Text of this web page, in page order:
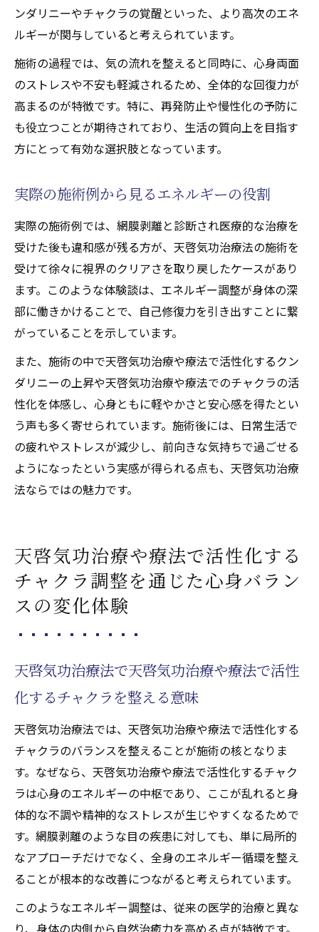
ンダリニーやチャクラの覚醒といった、より高次のエネ
ルギーが関与していると考えられています。
施術の過程では、気の流れを整えると同時に、心身両面
のストレスや不安も軽減されるため、全体的な回復力が
高まるのが特徴です。特に、再発防止や慢性化の予防に
も役立つことが期待されており、生活の質向上を目指す
方にとって有効な選択肢となっています。
実際の施術例から見るエネルギーの役割
実際の施術例では、網膜剥離と診断され医療的な治療を
受けた後も違和感が残る方が、天啓気功治療法の施術を
受けて徐々に視界のクリアさを取り戻したケースがあり
ます。このような体験談は、エネルギー調整が身体の深
部に働きかけることで、自己修復力を引き出すことに繋
がっていることを示しています。
また、施術の中で天啓気功治療や療法で活性化するクン
ダリニーの上昇や天啓気功治療や療法でのチャクラの活
性化を体感し、心身ともに軽やかさと安心感を得たとい
う声も多く寄せられています。施術後には、日常生活で
の疲れやストレスが減少し、前向きな気持ちで過ごせる
ようになったという実感が得られる点も、天啓気功治療
法ならではの魅力です。
天啓気功治療や療法で活性化する
チャクラ調整を通じた心身バラン
スの変化体験
天啓気功治療法で天啓気功治療や療法で活性
化するチャクラを整える意味
天啓気功治療法では、天啓気功治療や療法で活性化する
チャクラのバランスを整えることが施術の核となりま
す。なぜなら、天啓気功治療や療法で活性化するチャク
ラは心身のエネルギーの中枢であり、ここが乱れると身
体的な不調や精神的なストレスが生じやすくなるためで
す。網膜剥離のような目の疾患に対しても、単に局所的
なアプローチだけでなく、全身のエネルギー循環を整え
ることが根本的な改善につながると考えられています。
このようなエネルギー調整は、従来の医学的治療と異な
り、身体の内側から自然治癒力を高める点が特徴です。